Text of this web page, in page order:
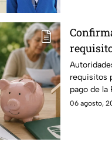
la
requisitos
pago de la
la Ley 73,
06 agosto,